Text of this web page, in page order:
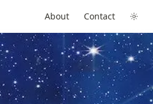
About Contact